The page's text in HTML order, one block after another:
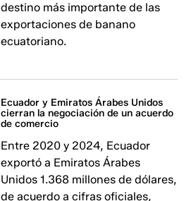
destino más importante de las
exportaciones de banano
ecuatoriano.
Ecuador y Emiratos Árabes Unidos
cierran la negociación de un acuerdo
de comercio
Entre 2020 y 2024, Ecuador
exportó a Emiratos Árabes
Unidos 1.368 millones de dólares,
de acuerdo a cifras oficiales,